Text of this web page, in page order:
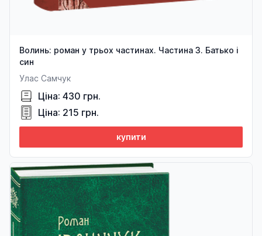
Волинь: роман у трьох частинах. Частина 3. Батько і
син
Улас Самчук
Ціна: 430 грн.
Ціна: 215 грн.
купити